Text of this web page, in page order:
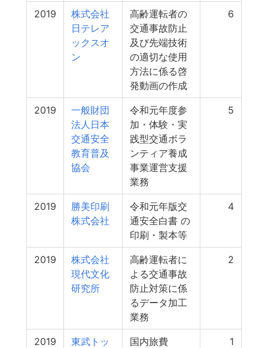
2019
株式会社
日テレア
ックスオ
ン
高齢運転者の
交通事故防止
及び先端技術
の適切な使用
方法に係る啓
発動画の作成
6
2019
一般財団
法人日本
交通安全
教育普及
協会
令和元年度参
加・体験・実
践型交通ボラ
ンティア養成
事業運営支援
業務
5
2019
勝美印刷
株式会社
令和元年版交
通安全白書 の
印刷・製本等
4
2019
株式会社
現代文化
研究所
高齢運転者に
よる交通事故
防止対策に係
るデータ加工
業務
2
2019
東武トッ
国内旅費 1